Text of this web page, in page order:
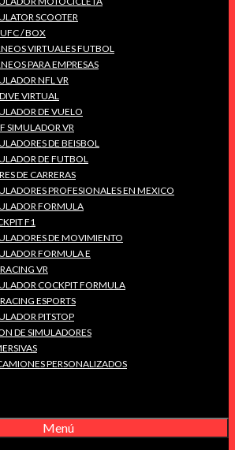
SCOOTER
/ BOX
VIRTUALES FUTBOL
PARA EMPRESAS
NFL VR
VIRTUAL
DE VUELO
SIMULADOR VR
DE BEISBOL
DE FUTBOL
DE CARRERAS
PROFESIONALES EN MEXICO
FORMULA
F1
DE MOVIMIENTO
FORMULA E
VR
COCKPIT FORMULA
ESPORTS
PITSTOP
DE SIMULADORES
PERSONALIZADOS
Menú